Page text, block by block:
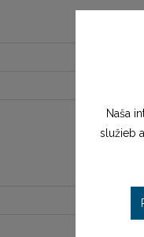
Naša
služieb